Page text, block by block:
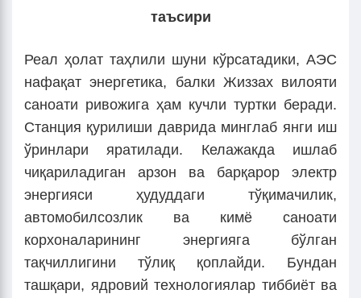
таъсири
Реал ҳолат таҳлили шуни кўрсатадики, АЭС
нафақат энергетика, балки Жиззах вилояти
саноати ривожига ҳам кучли туртки беради.
Станция қурилиши даврида минглаб янги иш
ўринлари яратилади. Келажакда ишлаб
чиқариладиган арзон ва барқарор электр
энергияси ҳудуддаги тўқимачилик,
автомобилсозлик ва кимё саноати
корхоналарининг энергияга бўлган
тақчиллигини тўлиқ қоплайди. Бундан
ташқари, ядровий технологиялар тиббиёт ва